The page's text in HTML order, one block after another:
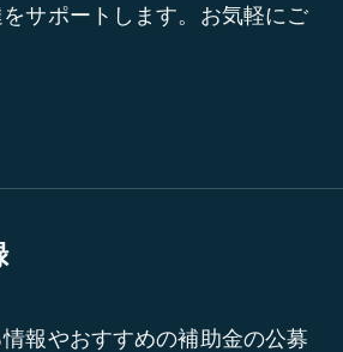
サポートします。お気軽にご
報やおすすめの補助金の公募